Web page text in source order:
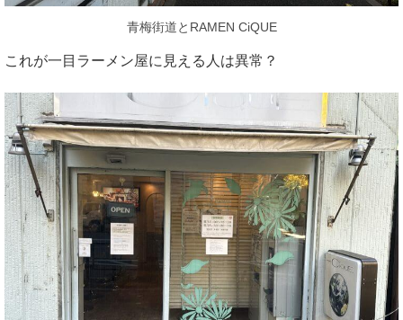
青梅街道とRAMEN CiQUE
これが一目ラーメン屋に見える人は異常？